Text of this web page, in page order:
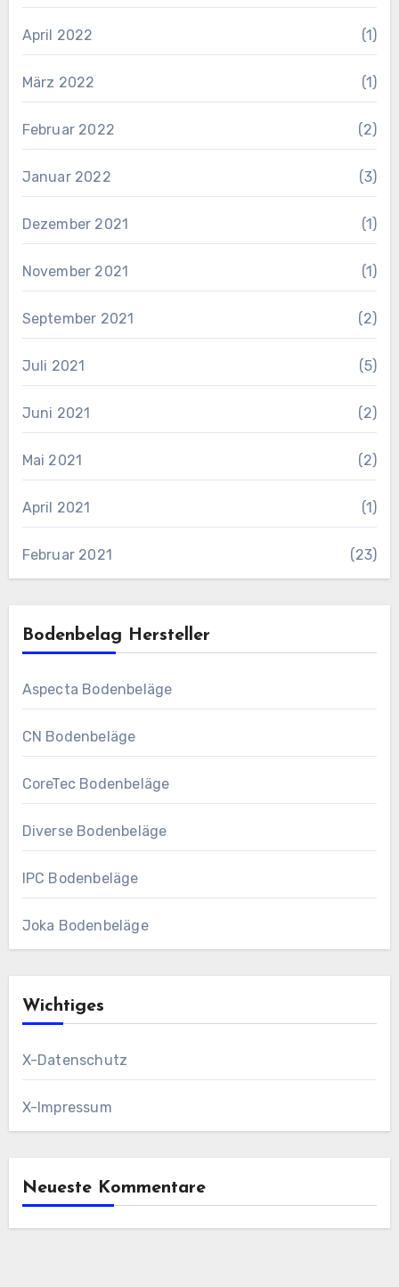
April 2022 (1)
März 2022 (1)
Februar 2022 (2)
Januar 2022 (3)
Dezember 2021 (1)
November 2021 (1)
September 2021 (2)
Juli 2021 (5)
Juni 2021 (2)
Mai 2021 (2)
April 2021 (1)
Februar 2021 (23)
Bodenbelag Hersteller
Aspecta Bodenbeläge
CN Bodenbeläge
CoreTec Bodenbeläge
Diverse Bodenbeläge
IPC Bodenbeläge
Joka Bodenbeläge
Wichtiges
X-Datenschutz
X-Impressum
Neueste Kommentare